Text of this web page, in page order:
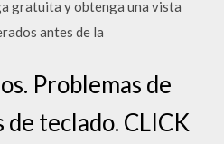
gratuita y obtenga una vista
antes de la
Problemas de
teclado. CLICK